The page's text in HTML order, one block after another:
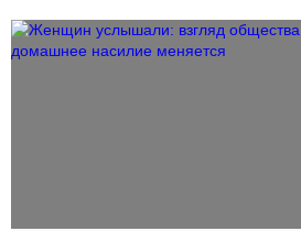
российских школах